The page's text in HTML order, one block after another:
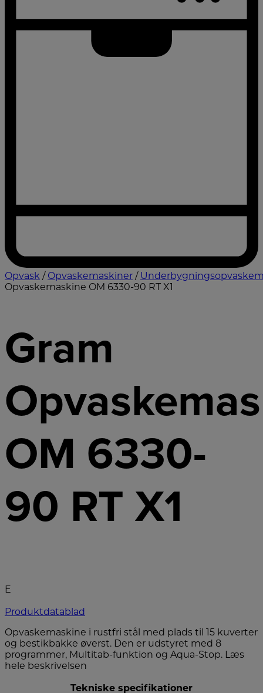
Opvask / Opvaskemaskiner /
Opvaskemaskine OM 6330-90 RT X1
Gram
OM 6330-
90 RT X1
E
Produktdatablad
Opvaskemaskine i rustfri stål med plads til 15 kuverter
og bestikbakke øverst. Den er udstyret med 8
programmer, Multitab-funktion og Aqua-Stop. Læs
hele beskrivelsen
Tekniske specifikationer